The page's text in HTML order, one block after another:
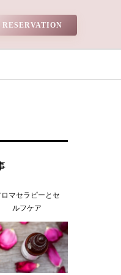
RESERVATION
ロマセラピーとセ
ルフケア